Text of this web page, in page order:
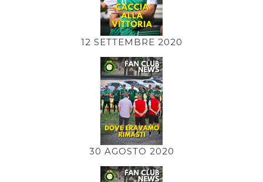
12 SETTEMBRE 2020
30 AGOSTO 2020